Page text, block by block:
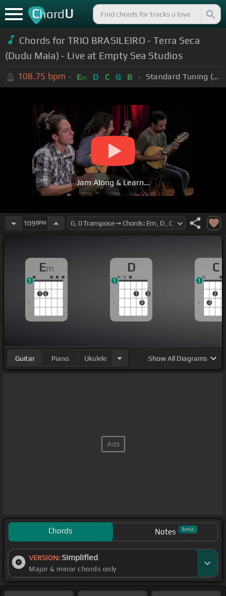
ChordU
Chords for TRIO BRASILEIRO - Terra Seca
(Dudu Maia) - Live at Empty Sea Studios
108.75 bpm Em D C G B Standard Tuning (EADGBE)
Jam Along & Learn...
109 BPM
Em
1 2
1
D
1
3
2
1
C
3
2
1
Guitar Piano Ukulele ShowAll Diagrams
Chords Notes Beta
VERSION: Simplified
Major & minor chords only